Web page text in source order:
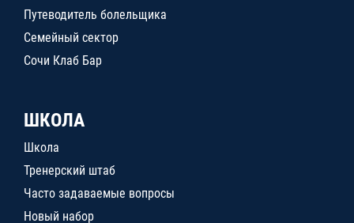
Путеводитель болельщика
Семейный сектор
Сочи Клаб Бар
ШКОЛА
Школа
Тренерский штаб
Часто задаваемые вопросы
Новый набор